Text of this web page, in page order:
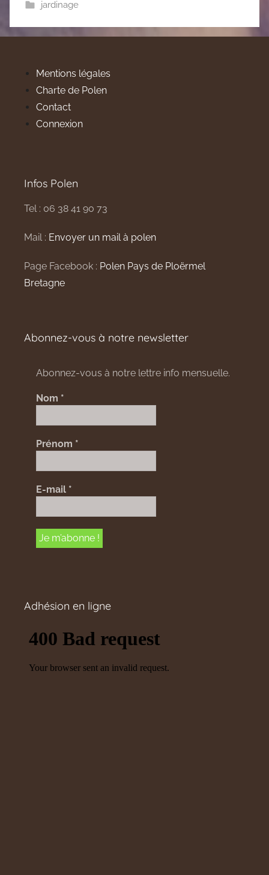
jardinage
Mentions légales
Charte de Polen
Contact
Connexion
Infos Polen
Tel : 06 38 41 90 73
Mail : Envoyer un mail à polen
Page Facebook : Polen Pays de Ploërmel
Bretagne
Abonnez-vous à notre newsletter
Abonnez-vous à notre lettre info mensuelle.
Nom *
Prénom *
E-mail *
Adhésion en ligne